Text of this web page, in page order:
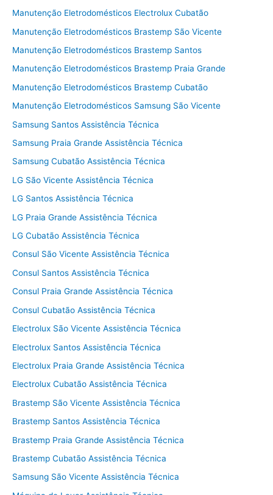
Manutenção Eletrodomésticos Electrolux Cubatão
Manutenção Eletrodomésticos Brastemp São Vicente
Manutenção Eletrodomésticos Brastemp Santos
Manutenção Eletrodomésticos Brastemp Praia Grande
Manutenção Eletrodomésticos Brastemp Cubatão
Manutenção Eletrodomésticos Samsung São Vicente
Samsung Santos Assistência Técnica
Samsung Praia Grande Assistência Técnica
Samsung Cubatão Assistência Técnica
LG São Vicente Assistência Técnica
LG Santos Assistência Técnica
LG Praia Grande Assistência Técnica
LG Cubatão Assistência Técnica
Consul São Vicente Assistência Técnica
Consul Santos Assistência Técnica
Consul Praia Grande Assistência Técnica
Consul Cubatão Assistência Técnica
Electrolux São Vicente Assistência Técnica
Electrolux Santos Assistência Técnica
Electrolux Praia Grande Assistência Técnica
Electrolux Cubatão Assistência Técnica
Brastemp São Vicente Assistência Técnica
Brastemp Santos Assistência Técnica
Brastemp Praia Grande Assistência Técnica
Brastemp Cubatão Assistência Técnica
Samsung São Vicente Assistência Técnica